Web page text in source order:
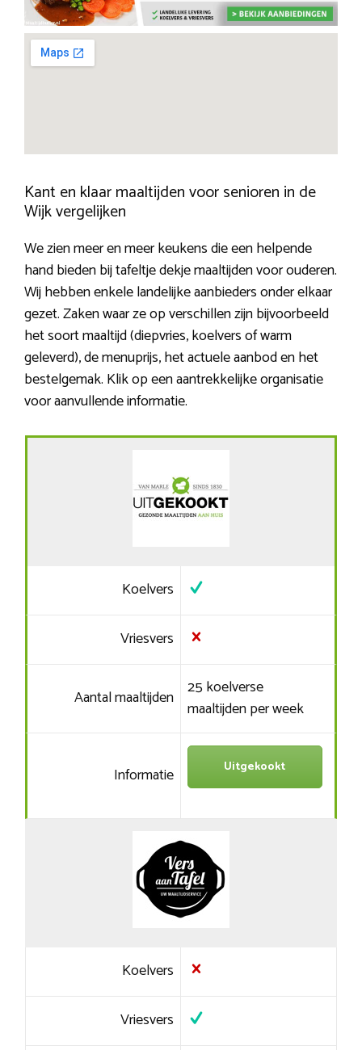
Kant en klaar maaltijden voor senioren in de
Wijk vergelijken
We zien meer en meer keukens die een helpende
hand bieden bij tafeltje dekje maaltijden voor ouderen.
Wij hebben enkele landelijke aanbieders onder elkaar
gezet. Zaken waar ze op verschillen zijn bijvoorbeeld
het soort maaltijd (diepvries, koelvers of warm
geleverd), de menuprijs, het actuele aanbod en het
bestelgemak. Klik op een aantrekkelijke organisatie
voor aanvullende informatie.
Koelvers
Vriesvers
Aantal maaltijden 25 koelverse
maaltijden per week
Informatie Uitgekookt
Koelvers
Vriesvers